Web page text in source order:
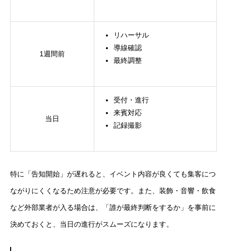
1週間前
リハーサル
導線確認
最終調整
当日
受付・進行
来賓対応
記録撮影
特に「告知開始」が遅れると、イベント内容が良くても集客につ
ながりにくくなるため注意が必要です。また、装飾・音響・飲食
など外部業者が入る場合は、「誰が最終判断をするか」を事前に
決めておくと、当日の進行がスムーズになります。